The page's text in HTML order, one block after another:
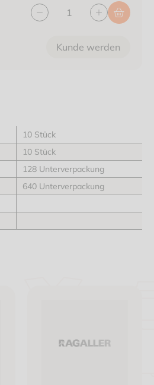
Kunde werden
10 Stück
10 Stück
128 Unterverpackung
640 Unterverpackung